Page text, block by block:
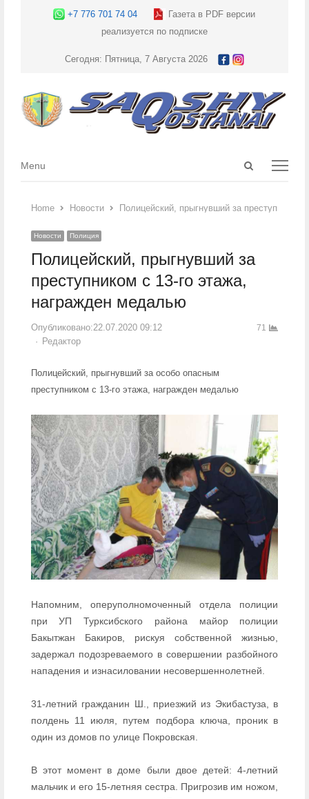
+7 776 701 74 04
Газета в PDF версии
реализуется по подписке
Сегодня: Пятница, 7 Августа 2026
Open
Menu
Menu
Home Новости Полицейский, прыгнувший за
Новости Полиция
Полицейский, прыгнувший за
преступником с 13-го этажа,
награжден медалью
Опубликовано:22.07.2020 09:12
Author
Редактор
71
Полицейский, прыгнувший за особо опасным
преступником с 13-го этажа, награжден медалью
Напомним, оперуполномоченный отдела полиции
при УП Турксибского района майор полиции
Бакытжан Бакиров, рискуя собственной жизнью,
задержал подозреваемого в совершении разбойного
нападения и изнасиловании несовершеннолетней.
31-летний гражданин Ш., приезжий из Экибастуза, в
полдень 11 июля, путем подбора ключа, проник в
один из домов по улице Покровская.
В этот момент в доме были двое детей: 4-летний
мальчик и его 15-летняя сестра. Пригрозив им ножом,